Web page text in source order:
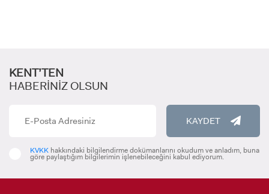
INTERNATIONAL
KENT’TEN
HABERİNİZ OLSUN
KAYDET
KVKK hakkındaki bilgilendirme dokümanlarını okudum ve anladım, buna
göre paylaştığım bilgilerimin işlenebileceğini kabul ediyorum.